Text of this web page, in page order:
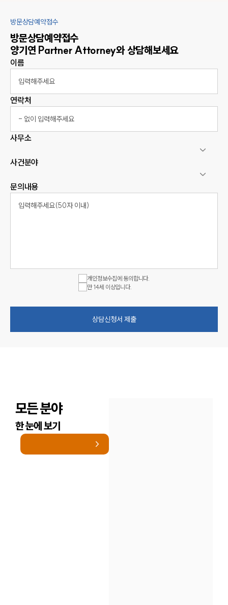
방문상담예약접수
방문상담예약접수
양기연 Partner Attorney와 상담해보세요
이름
연락처
사무소
사건분야
문의내용
개인정보수집에 동의합니다.
만 14세 이상입니다.
상담신청서 제출
모든 분야
한 눈에 보기